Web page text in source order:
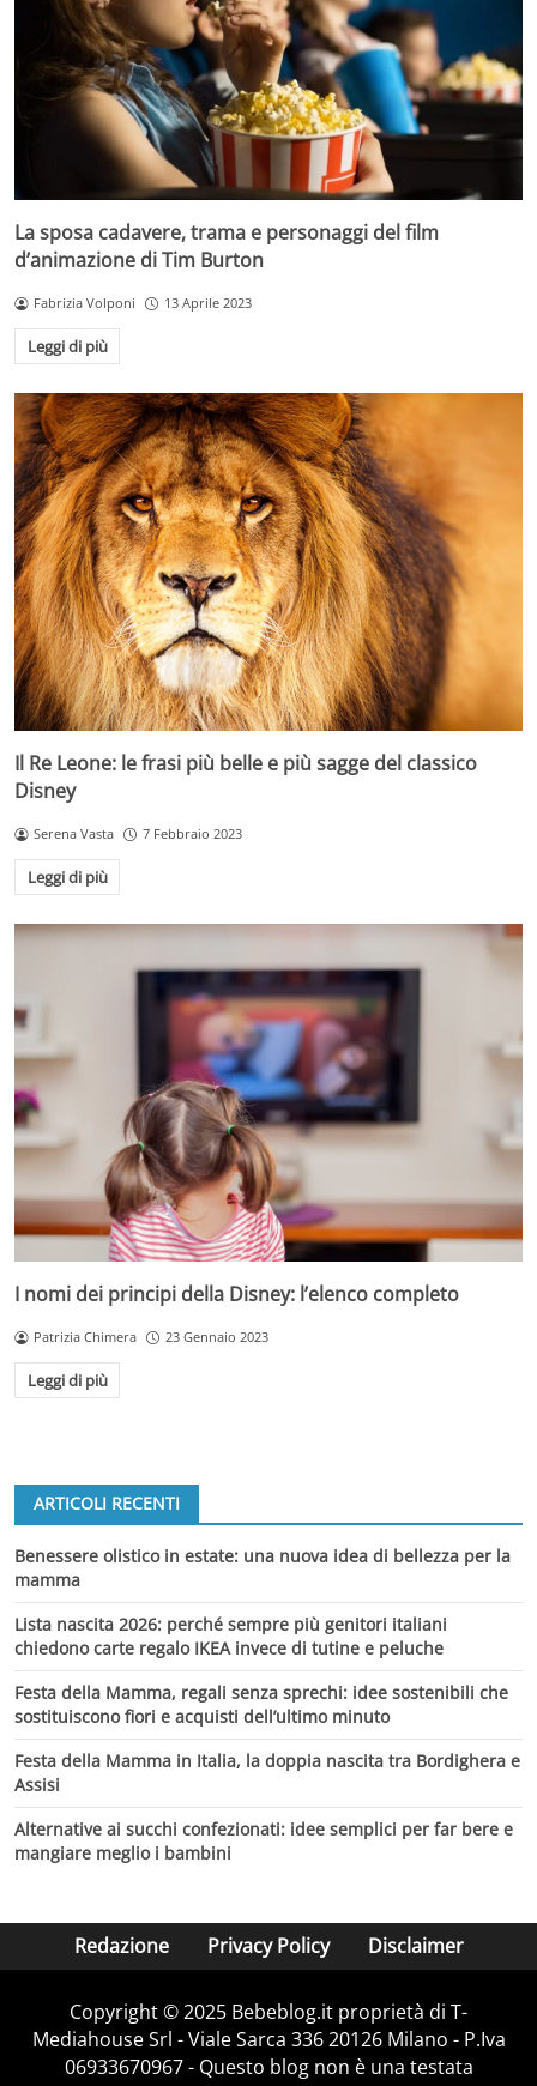
La sposa cadavere, trama e personaggi del film
d’animazione di Tim Burton
Fabrizia Volponi 13 Aprile 2023
Leggi di più
Il Re Leone: le frasi più belle e più sagge del classico
Disney
Serena Vasta 7 Febbraio 2023
Leggi di più
I nomi dei principi della Disney: l’elenco completo
Patrizia Chimera 23 Gennaio 2023
Leggi di più
ARTICOLI RECENTI
Benessere olistico in estate: una nuova idea di bellezza per la
mamma
Lista nascita 2026: perché sempre più genitori italiani
chiedono carte regalo IKEA invece di tutine e peluche
Festa della Mamma, regali senza sprechi: idee sostenibili che
sostituiscono fiori e acquisti dell’ultimo minuto
Festa della Mamma in Italia, la doppia nascita tra Bordighera e
Assisi
Alternative ai succhi confezionati: idee semplici per far bere e
mangiare meglio i bambini
Redazione Privacy Policy Disclaimer
Copyright © 2025 Bebeblog.it proprietà di T-
Mediahouse Srl - Viale Sarca 336 20126 Milano - P.Iva
06933670967 - Questo blog non è una testata